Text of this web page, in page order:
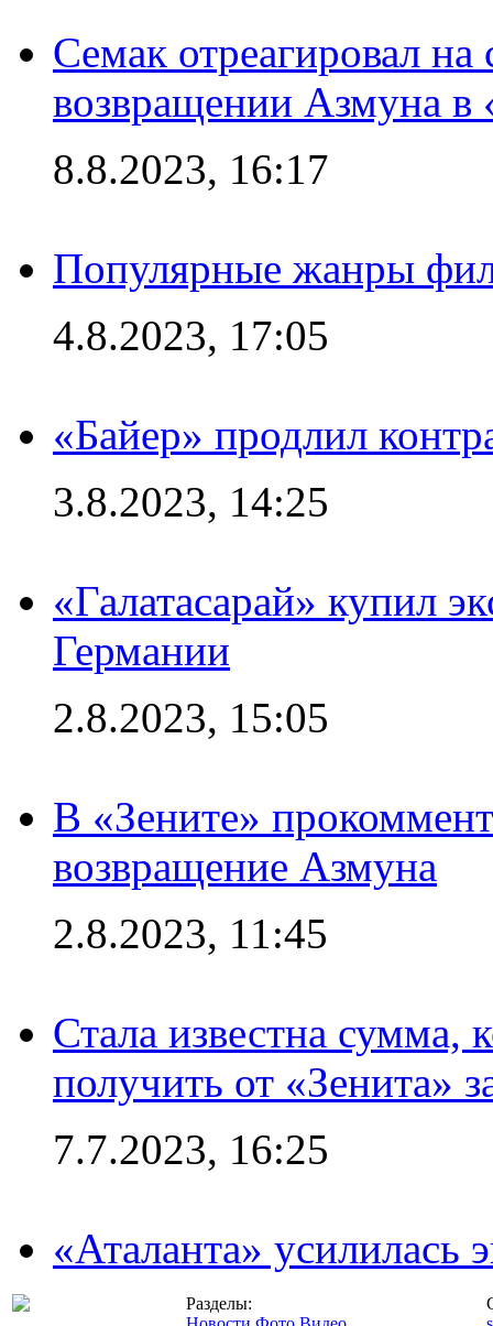
Семак отреагировал
возвращении Азмуна в
8.8.2023, 16:17
Популярные жанры
4.8.2023, 17:05
«Байер» продлил
3.8.2023, 14:25
«Галатасарай» купил
Германии
2.8.2023, 15:05
В «Зените»
возвращение Азмуна
2.8.2023, 11:45
Стала известна сумма,
получить от «Зенита»
7.7.2023, 16:25
«Аталанта»
Разделы: